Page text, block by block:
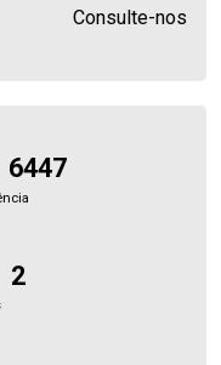
Consulte-nos
6447
2